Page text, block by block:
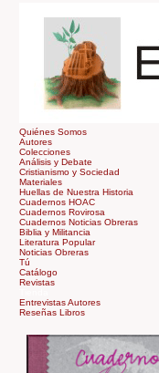
Quiénes Somos
Autores
Colecciones
Análisis y Debate
Cristianismo y Sociedad
Materiales
Huellas de Nuestra Historia
Cuadernos HOAC
Cuadernos Rovirosa
Cuadernos Noticias Obreras
Biblia y Militancia
Literatura Popular
Noticias Obreras
Tú
Catálogo
Revistas
Entrevistas Autores
Reseñas Libros